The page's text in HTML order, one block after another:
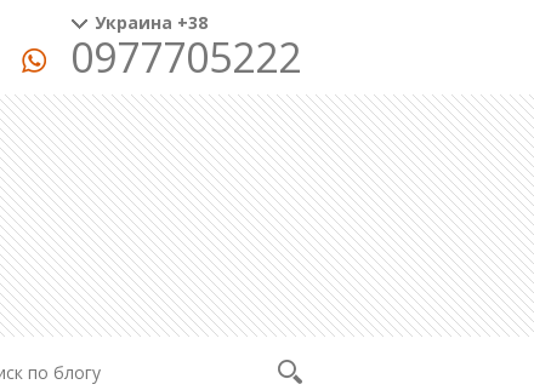
Украина +38
0977705222